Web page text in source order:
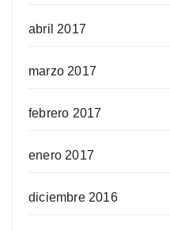
abril 2017
marzo 2017
febrero 2017
enero 2017
diciembre 2016